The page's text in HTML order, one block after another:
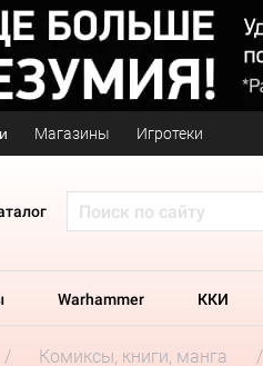
Магазины Игротеки
Warhammer ККИ
Комиксы, книги, манга